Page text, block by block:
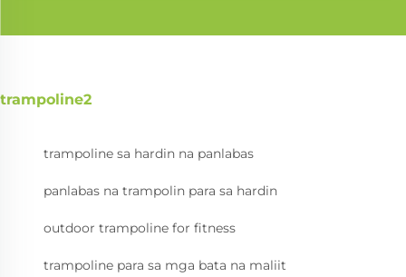
trampoline2
trampoline sa hardin na panlabas
panlabas na trampolin para sa hardin
outdoor trampoline for fitness
trampoline para sa mga bata na maliit